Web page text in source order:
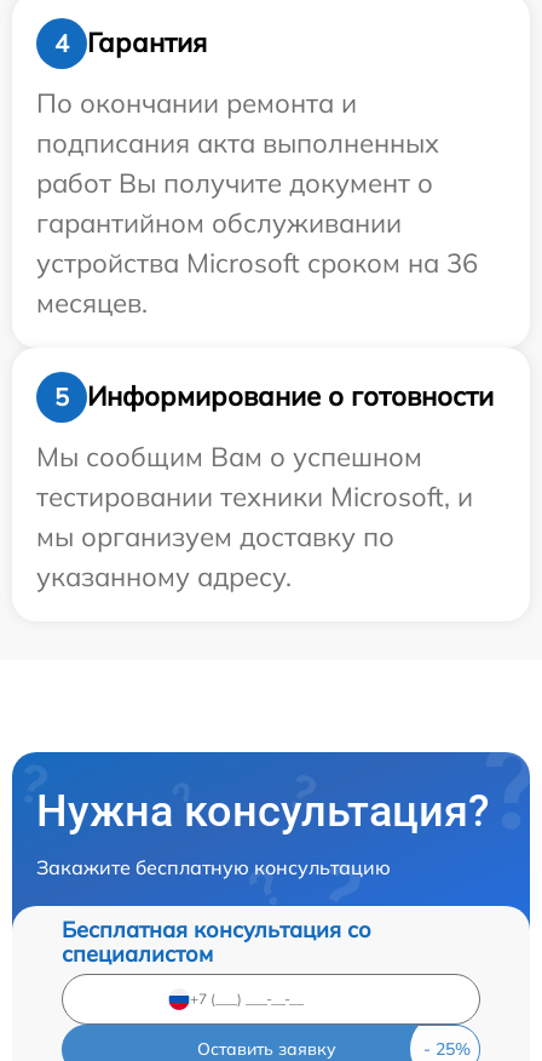
4
Гарантия
По окончании ремонта и
подписания акта выполненных
работ Вы получите документ о
гарантийном обслуживании
устройства Microsoft сроком на 36
месяцев.
5
Информирование о готовности
Мы сообщим Вам о успешном
тестировании техники Microsoft, и
мы организуем доставку по
указанному адресу.
Нужна консультация?
Закажите бесплатную консультацию
Бесплатная консультация со
специалистом
Оставить заявку